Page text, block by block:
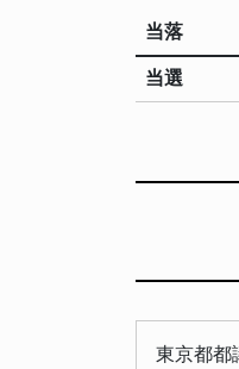
当落
当選
東京都都